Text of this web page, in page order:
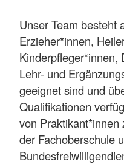
Unser Team besteht
Erzieher*innen,
Kinderpfleger*innen,
Lehr- und
geeignet sind und
Qualifikationen
von Praktikant*innen
der Fachoberschule